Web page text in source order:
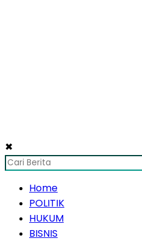
✖
Home
POLITIK
HUKUM
BISNIS